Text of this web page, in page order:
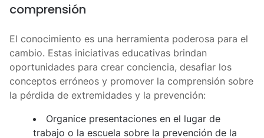
comprensión
El conocimiento es una herramienta poderosa para el
cambio. Estas iniciativas educativas brindan
oportunidades para crear conciencia, desafiar los
conceptos erróneos y promover la comprensión sobre
la pérdida de extremidades y la prevención:
Organice presentaciones en el lugar de
trabajo o la escuela sobre la prevención de la